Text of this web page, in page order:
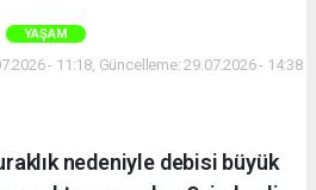
YAŞAM
- 11:18, Güncelleme: 29.07.2026 - 14:38
nedeniyle debisi büyük